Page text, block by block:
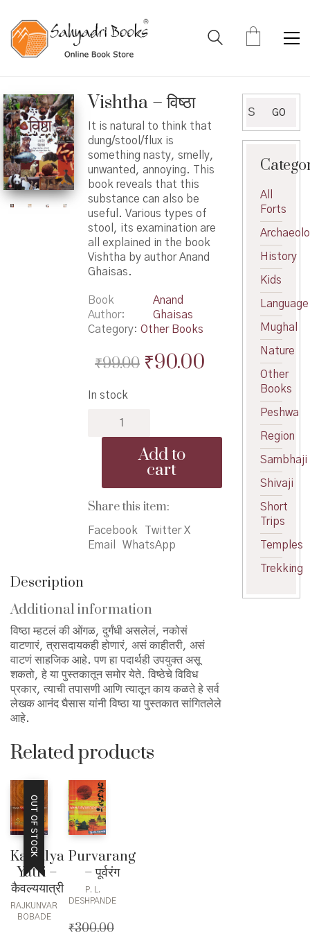
Vishtha – विष्ठा
It is natural to think that
dung/stool/flux is
something nasty, smelly,
unwanted, annoying. This
book reveals that this
substance can also be
useful. Various types of
stool, its examination are
all explained in the book
Vishtha by author Anand
Ghaisas.
Book
Author
Anand
Ghaisas
Category: Other Books
₹99.00 Original
₹90.00Current
₹90.00.
In stock
Add to
cart
Share this item:
Facebook
Twitter X
Email
WhatsApp
Description
Additional information
विष्ठा म्हटलं की ओंगळ, दुर्गंधी असलेलं, नकोसं
वाटणारं, त्रासदायकही होणारं, असं काहीतरी, असं
वाटणं साहजिक आहे. पण हा पदार्थही उपयुक्त असू
शकतो, हे या पुस्तकातून समोर येते. विष्ठेचे विविध
प्रकार, त्याची तपासणी आणि त्यातून काय कळते हे सर्व
लेखक आनंद घैसास यांनी विष्ठा या पुस्तकात सांगितलेले
आहे.
Related products
OUT OF STOCK
Kaivalya
Yatri –
कैवल्ययात्री
RAJKUNVAR
BOBADE
Purvarang
– पूर्वरंग
P. L.
DESHPANDE
₹300.00
for:
GO
All
Forts
History
Kids
Language
Mughal
Nature
Other
Books
Peshwa
Region
Sambhaji
Shivaji
Short
Trips
Temples
Trekking